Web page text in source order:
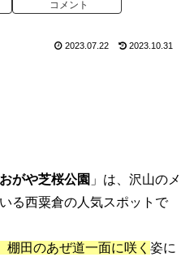
コメント
2023.07.22 2023.10.31
がや芝桜公園 」は、沢山のメ
る西粟倉の人気スポットで
田のあぜ道一面に咲く 姿に